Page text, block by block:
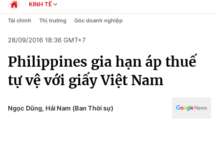
Chuyên mục
Chính trị
KINH TẾ
Chính trị
Pháp luật
Kinh tế
Thể thao
Truyền hình
Y tế
Tài chính Thị trường Góc doanh nghiệp
28/09/2016 18:36 GMT+7
Philippines gia hạn áp thuế
tự vệ với giấy Việt Nam
Ngọc Dũng, Hải Nam (Ban Thời sự)